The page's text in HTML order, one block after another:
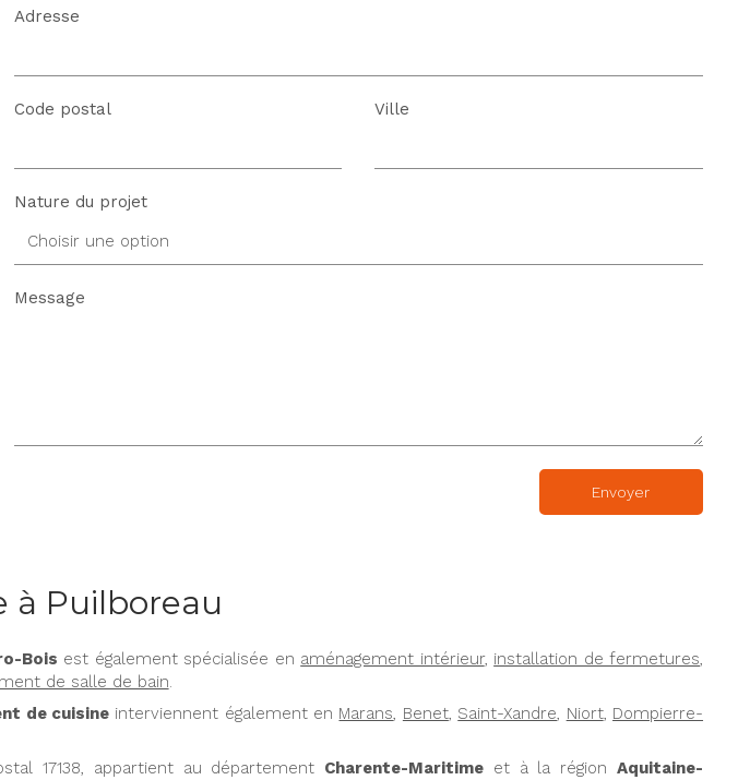
Adresse
Code postal Ville
Nature du projet
Choisir une option
Message
Envoyer
à Puilboreau
Bois est également spécialisée en aménagement intérieur, installation de fermetures,
de salle de bain.
de cuisineinterviennent également en Marans, Benet, Saint-Xandre, Niort, Dompierre-
17138, appartient au département Charente-Maritime et à la région Aquitaine-